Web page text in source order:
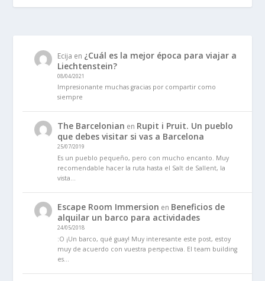
Ecija en ¿Cuál es la mejor época para viajar a
Liechtenstein?
08/04/2021
Impresionante muchas gracias por compartir como
siempre
The Barcelonian en Rupit i Pruit. Un pueblo
que debes visitar si vas a Barcelona
25/07/2019
Es un pueblo pequeño, pero con mucho encanto. Muy
recomendable hacer la ruta hasta el Salt de Sallent, la
vista…
Escape Room Immersion en Beneficios de
alquilar un barco para actividades
24/05/2018
:O ¡Un barco, qué guay! Muy interesante este post, estoy
muy de acuerdo con vuestra perspectiva. El team building
es…